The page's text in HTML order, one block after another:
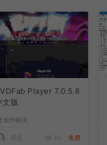
Player 7.0.5.8
文版
软件相关
遇见 40 免费